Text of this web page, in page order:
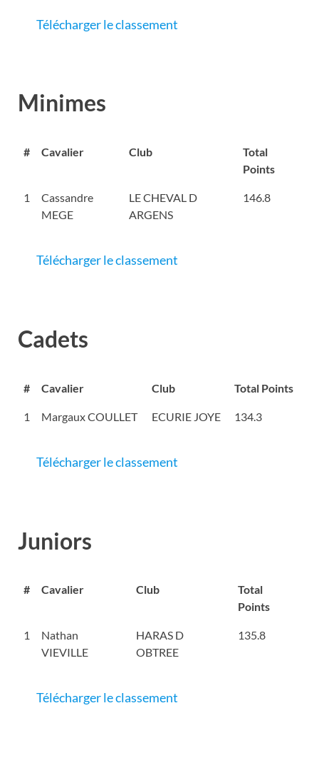
Télécharger le classement
Minimes
# Cavalier Club
Total
Points
1
Cassandre
MEGE
LE CHEVAL D
ARGENS
146.8
Télécharger le classement
Cadets
# Cavalier Club Total Points
1 Margaux COULLET ECURIE JOYE 134.3
Télécharger le classement
Juniors
# Cavalier Club
Total
Points
1
Nathan
VIEVILLE
HARAS D
OBTREE
135.8
Télécharger le classement